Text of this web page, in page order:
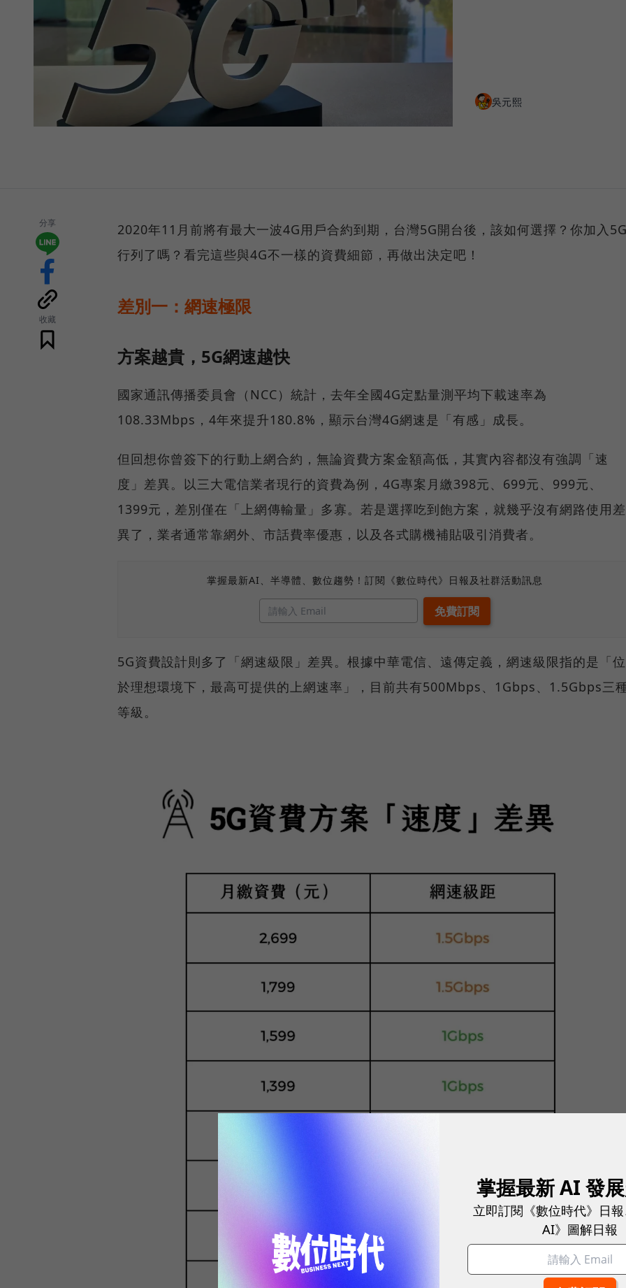
吳元熙
分享
收藏
2020年11月前將有最大一波4G用戶合約到期，台灣5G開台後，該如何選擇？你加入
行列了嗎？看完這些與4G不一樣的資費細節，再做出決定吧！
差別一：網速極限
方案越貴，5G網速越快
國家通訊傳播委員會（NCC）統計，去年全國4G定點量測平均下載速率為
108.33Mbps，4年來提升180.8%，顯示台灣4G網速是「有感」成長。
但回想你曾簽下的行動上網合約，無論資費方案金額高低，其實內容都沒有強調「速
度」差異。以三大電信業者現行的資費為例，4G專案月繳398元、699元、999元、
1399元，差別僅在「上網傳輸量」多寡。若是選擇吃到飽方案，就幾乎沒有網路使用差
異了，業者通常靠網外、市話費率優惠，以及各式購機補貼吸引消費者。
掌握最新AI、半導體、數位趨勢！訂閱《數位時代》日報及社群活動訊息
5G資費設計則多了「網速級限」差異。根據中華電信、遠傳定義，網速級限指的是「位
於理想環境下，最高可提供的上網速率」，目前共有500Mbps、1Gbps、1.5Gbps三
等級。
掌握最新 AI 發
立即訂閱《數位時代》日
AI》圖解日報